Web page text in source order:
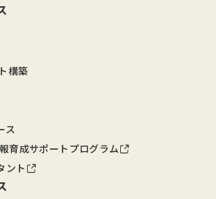
構築
ス
育成サポートプログラム
ント